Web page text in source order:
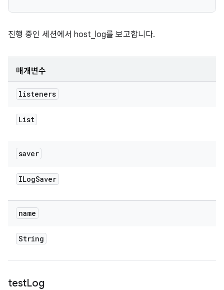
진행 중인 세션에서 host_log를 보고합니다.
매개변수
listeners
List
saver
ILogSaver
name
String
testLog